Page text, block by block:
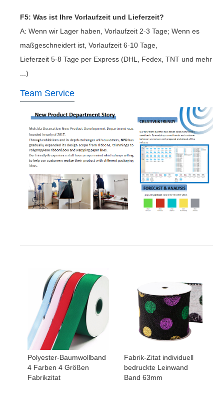
F5: Was ist Ihre Vorlaufzeit und Lieferzeit?
A: Wenn wir Lager haben, Vorlaufzeit 2-3 Tage; Wenn es
maßgeschneidert ist, Vorlaufzeit 6-10 Tage,
Lieferzeit 5-8 Tage per Express (DHL, Fedex, TNT und mehr
...)
Team Service
Polyester-Baumwollband
4 Farben 4 Größen
Fabrikzitat
Fabrik-Zitat individuell
bedruckte Leinwand
Band 63mm